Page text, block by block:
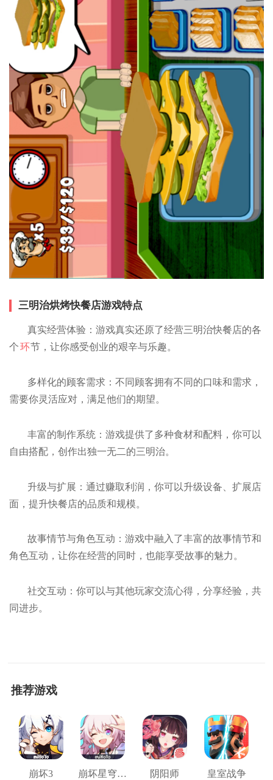
三明治烘烤快餐店游戏特点
真实经营体验：游戏真实还原了经营三明治快餐店的各
个环节，让你感受创业的艰辛与乐趣。
多样化的顾客需求：不同顾客拥有不同的口味和需求，
需要你灵活应对，满足他们的期望。
丰富的制作系统：游戏提供了多种食材和配料，你可以
自由搭配，创作出独一无二的三明治。
升级与扩展：通过赚取利润，你可以升级设备、扩展店
面，提升快餐店的品质和规模。
故事情节与角色互动：游戏中融入了丰富的故事情节和
角色互动，让你在经营的同时，也能享受故事的魅力。
社交互动：你可以与其他玩家交流心得，分享经验，共
同进步。
推荐游戏
崩坏3 崩坏星穹铁道 阴阳师 皇室战争